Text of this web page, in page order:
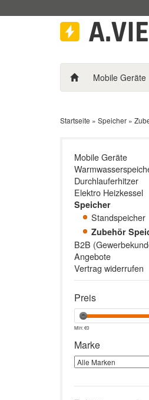
Mobile Geräte
Startseite » Speicher »
Mobile Geräte
Durchlauferhitzer
Elektro Heizkessel
Speicher
Standspeicher
Zubehör
B2B
Angebote
Vertrag widerrufen
Preis
Min: €0
Marke